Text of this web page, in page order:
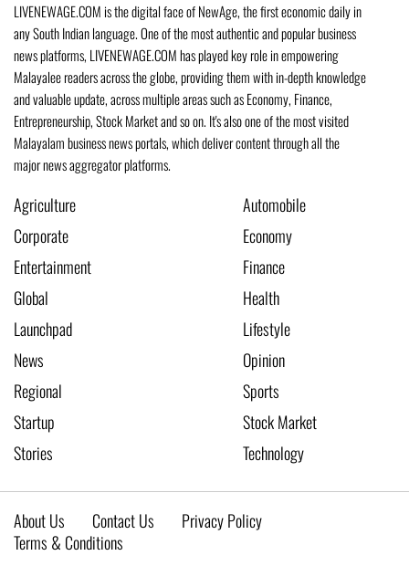
LIVENEWAGE.COM is the digital face of NewAge, the first economic daily in
any South Indian language. One of the most authentic and popular business
news platforms, LIVENEWAGE.COM has played key role in empowering
Malayalee readers across the globe, providing them with in-depth knowledge
and valuable update, across multiple areas such as Economy, Finance,
Entrepreneurship, Stock Market and so on. It's also one of the most visited
Malayalam business news portals, which deliver content through all the
major news aggregator platforms.
Agriculture
Automobile
Corporate
Economy
Entertainment
Finance
Global
Health
Launchpad
Lifestyle
News
Opinion
Regional
Sports
Startup
Stock Market
Stories
Technology
About Us Contact Us
Privacy Policy
Terms & Conditions